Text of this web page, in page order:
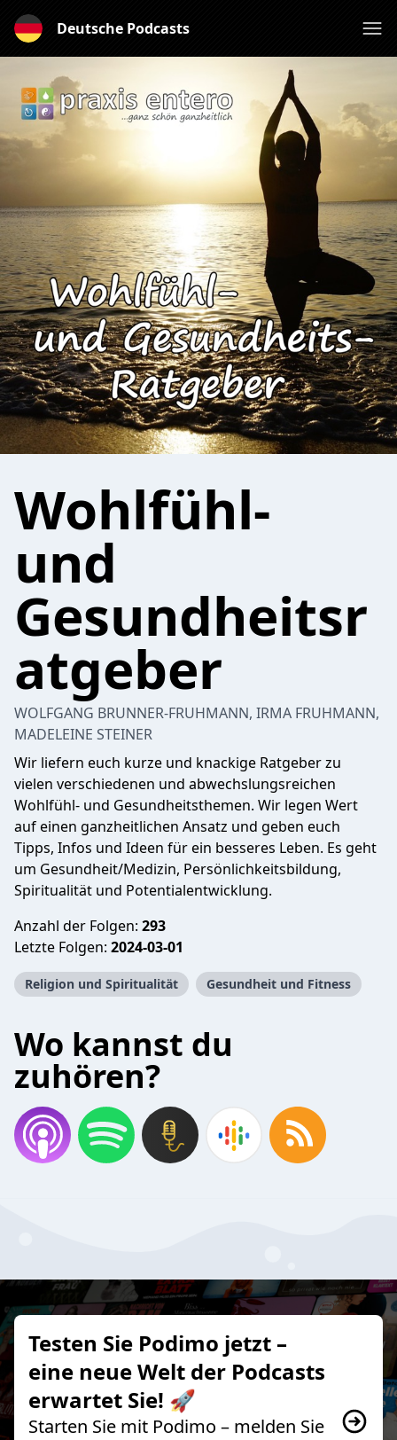
Deutsche Podcasts
Wohlfühl-
und
Gesundheitsr
atgeber
WOLFGANG BRUNNER-FRUHMANN, IRMA FRUHMANN,
MADELEINE STEINER
Wir liefern euch kurze und knackige Ratgeber zu
vielen verschiedenen und abwechslungsreichen
Wohlfühl- und Gesundheitsthemen. Wir legen Wert
auf einen ganzheitlichen Ansatz und geben euch
Tipps, Infos und Ideen für ein besseres Leben. Es geht
um Gesundheit/Medizin, Persönlichkeitsbildung,
Spiritualität und Potentialentwicklung.
Anzahl der Folgen: 293
Letzte Folgen: 2024-03-01
Religion und Spiritualität Gesundheit und Fitness
Wo kannst du
zuhören?
Testen Sie Podimo jetzt –
eine neue Welt der Podcasts
erwartet Sie! 🚀
Starten Sie mit Podimo – melden Sie